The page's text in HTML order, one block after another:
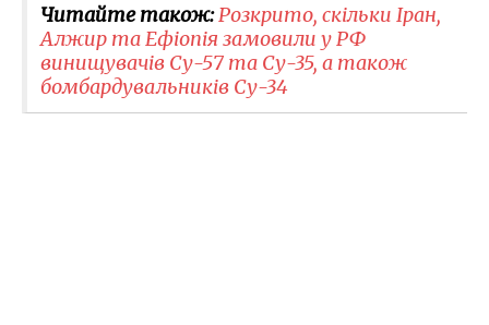
Читайте також:Розкрито, скільки Іран,
Алжир та Ефіопія замовили у РФ
винищувачів Су-57 та Су-35, а також
бомбардувальників Су-34